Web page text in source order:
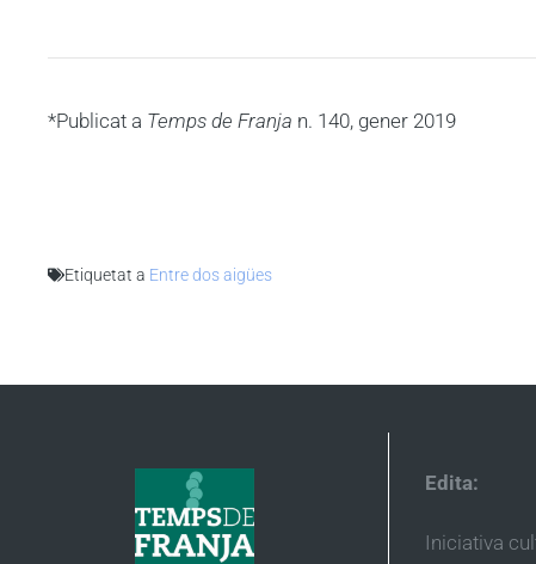
*Publicat a Temps de Franja n. 140, gener 2019
Etiquetat a Entre dos aigües
Edita:
Iniciativa